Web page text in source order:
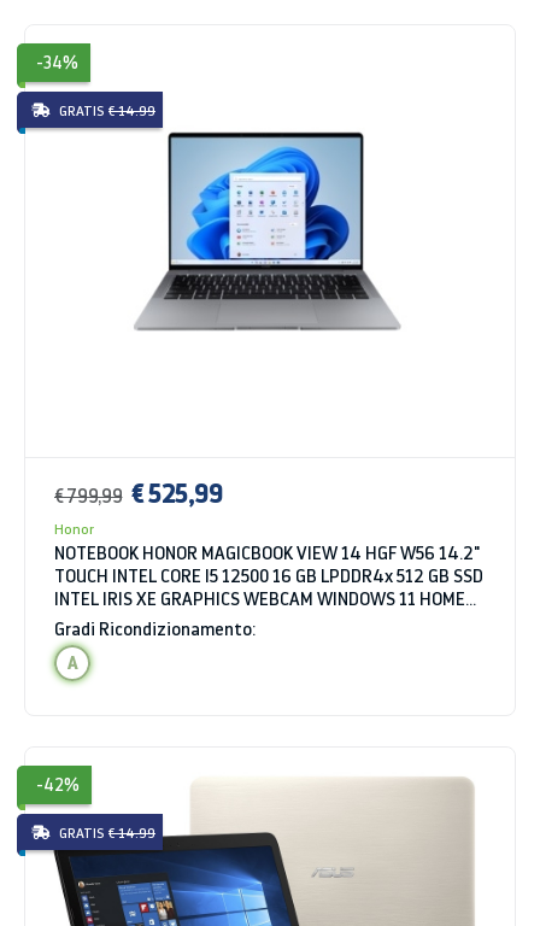
-34%
GRATIS € 14.99
€ 799,99 € 525,99
Honor
NOTEBOOK HONOR MAGICBOOK VIEW 14 HGF W56 14.2"
TOUCH INTEL CORE I5 12500 16 GB LPDDR4x 512 GB SSD
INTEL IRIS XE GRAPHICS WEBCAM WINDOWS 11 HOME
SPACE GRAY
Gradi Ricondizionamento:
A
-42%
GRATIS € 14.99